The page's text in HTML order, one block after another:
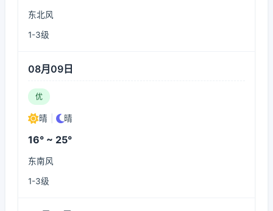
东北风
1-3级
08月09日
优
晴 晴
16° ~ 25°
东南风
1-3级